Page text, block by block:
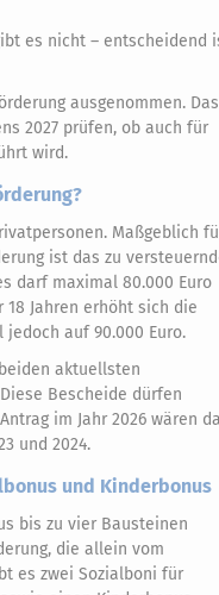
es nicht – entscheidend
ausgenommen. Das
2027 prüfen, ob auch für
wird.
Maßgeblich
ist das zu
darf maximal 80.000 Euro
Jahren erhöht sich die
jedoch auf 90.000 Euro.
aktuellsten
Bescheide dürfen
im Jahr 2026 wären
und 2024.
und Kinderbonus
bis zu vier Bausteinen
die allein vom
es zwei Sozialboni für